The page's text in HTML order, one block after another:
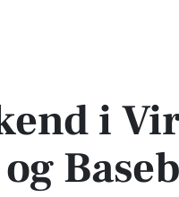
Baseball for Børn
i